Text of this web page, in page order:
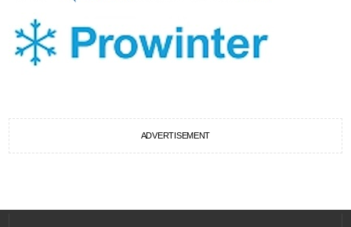
ADVERTISEMENT